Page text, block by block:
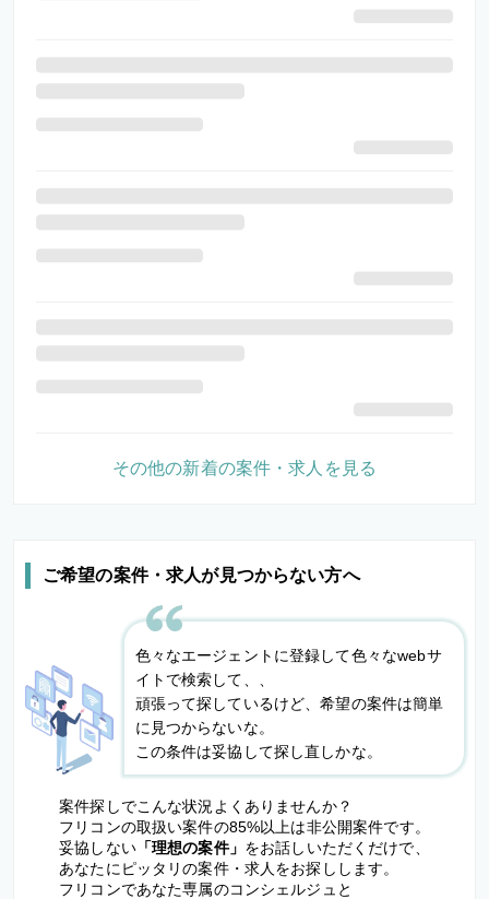
ご希望の案件・求人が見つからない方へ
色々なエージェントに登録して色々なwebサ
イトで検索して、、
頑張って探しているけど、希望の案件は簡単
に見つからないな。
この条件は妥協して探し直しかな。
案件探しでこんな状況よくありませんか？
フリコンの取扱い案件の85%以上は非公開案件です。
妥協しない「理想の案件」 をお話しいただくだけで、
あなたにピッタリの案件・求人をお探しします。
フリコンであなた専属のコンシェルジュと
その他の新着の案件・求人を見る